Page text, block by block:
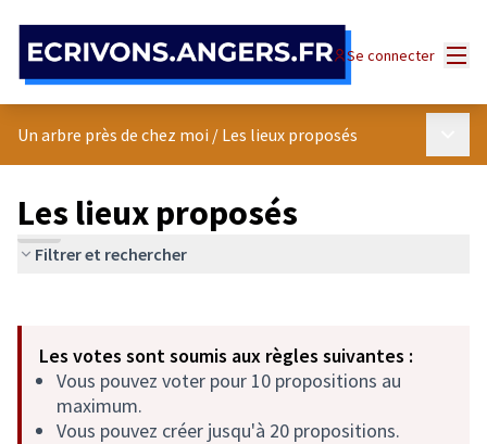
Se connecter
Un arbre près de chez moi / Les lieux proposés
Les lieux proposés
Filtrer et rechercher
−
Les votes sont soumis aux règles suivantes :
Vous pouvez voter pour 10 propositions au
maximum.
Vous pouvez créer jusqu'à 20 propositions.